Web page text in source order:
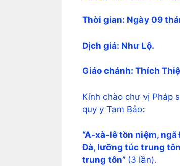
Thời gian: Ngày 09
Dịch giả: Như Lộ.
Giảo chánh: Thích
Kính chào chư vị Pháp
quy y Tam Bảo:
“A-xà-lê tồn niệm,
Đà, lưỡng túc trung
trung tôn” (3 lần).